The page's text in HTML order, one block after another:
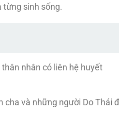
từng sinh sống.
nhân có liên hệ huyết
cha và những người Do Thái